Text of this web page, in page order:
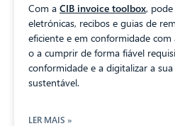
Com a CIB invoice toolbox,
eletrónicas, recibos e guias de
eficiente e em conformidade com
o a cumprir de forma fiável
conformidade e a digitalizar a
sustentável.
LER MAIS »